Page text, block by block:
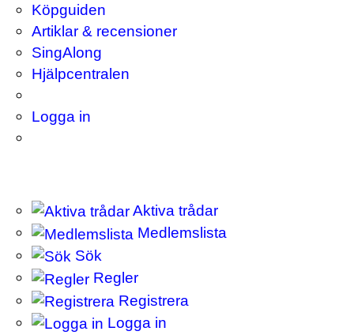
Köpguiden
Artiklar & recensioner
SingAlong
Hjälpcentralen
Logga in
Aktiva trådar
Medlemslista
Sök
Regler
Registrera
Logga in